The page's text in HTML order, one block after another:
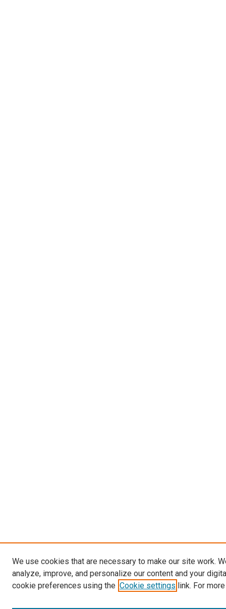
We use cookies that are necessary to make our site work.
analyze, improve, and personalize our content and your
cookie preferences using the Cookie settings link. For